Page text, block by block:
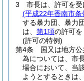
3
市長は、許可を
(平成22年香南市条
する暴力団、暴力
は、 第1項の許可を
(許可の特例)
第4条
国又は地方
為については、市
場合において、当
ようとするときは